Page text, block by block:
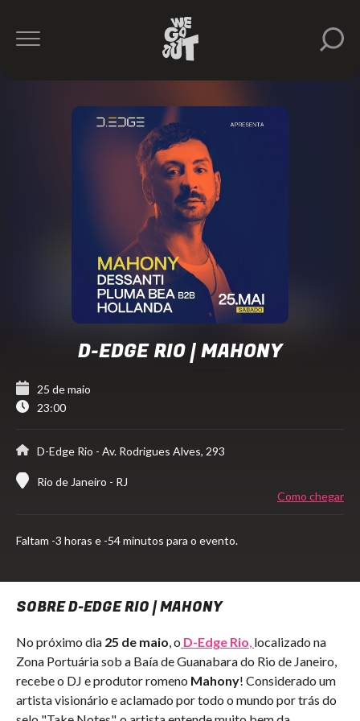
D-EDGE RIO | MAHONY
25 de maio
23:00
D-Edge Rio - Av. Rodrigues Alves, 293
Rio de Janeiro - RJ
Como chegar
Faltam -3 horas e -54 minutos para o evento.
SOBRE D-EDGE RIO | MAHONY
No próximo dia 25 de maio, o D-Edge Rio, localizado na
Zona Portuária sob a Baía de Guanabara do Rio de Janeiro,
recebe o DJ e produtor romeno Mahony! Considerado um
artista visionário e aclamado por todo o mundo por trás do